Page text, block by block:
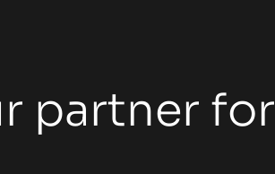
partner for